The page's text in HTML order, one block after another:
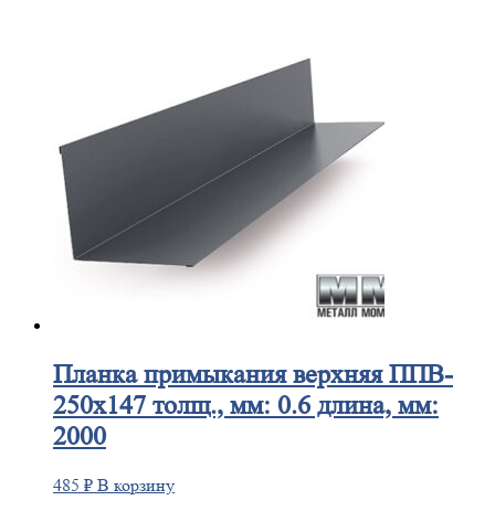
Планкапримыкания верхняя ППВ-
250х147 толщ., мм: 0.6 длина, мм:
2000
485 ₽ В корзину